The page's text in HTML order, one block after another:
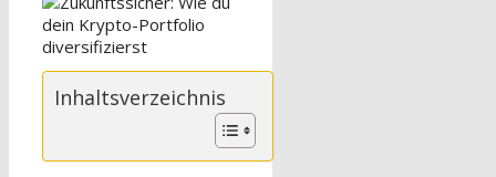
Inhaltsverzeichnis